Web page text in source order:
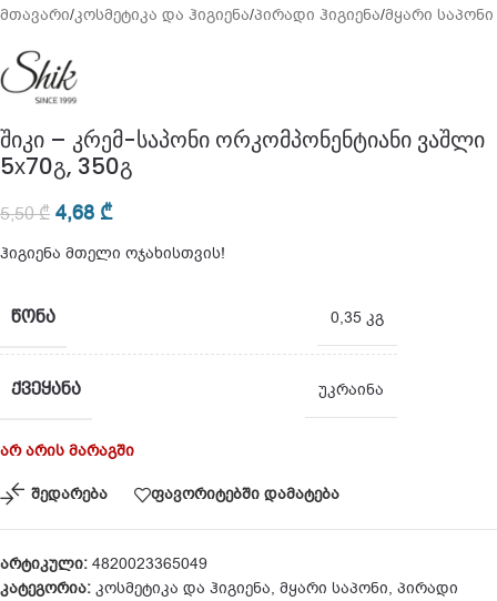
მთავარი/კოსმეტიკა და ჰიგიენა/პირადი ჰიგიენა/მყარი საპონი
შიკი – კრემ-საპონი ორკომპონენტიანი ვაშლი
5х70გ, 350გ
5,50₾ 4,68 ₾
ჰიგიენა მთელი ოჯახისთვის!
ᲬᲝᲜᲐ 0,35 კგ
ᲥᲕᲔᲧᲐᲜᲐ უკრაინა
არ არის მარაგში
შედარება ფავორიტებში დამატება
არტიკული: 4820023365049
კატეგორია: კოსმეტიკა და ჰიგიენა, მყარი საპონი, პირადი